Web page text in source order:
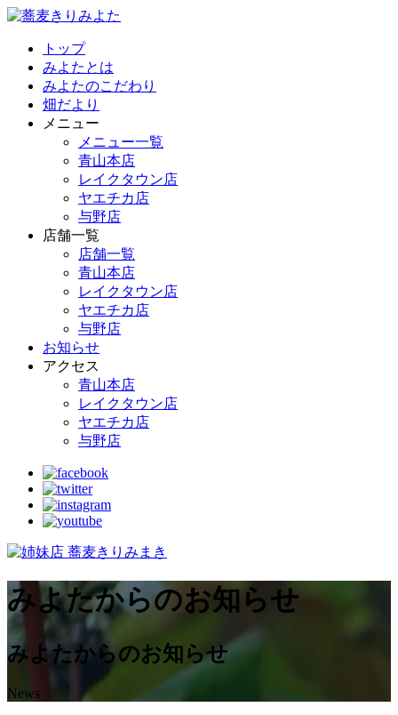
トップ
みよたとは
みよたのこだわり
畑だより
メニュー
メニュー一覧
青山本店
レイクタウン店
ヤエチカ店
与野店
店舗一覧
店舗一覧
青山本店
レイクタウン店
ヤエチカ店
与野店
お知らせ
アクセス
青山本店
レイクタウン店
ヤエチカ店
与野店
みよたからのお知らせ
みよたからのお知らせ
News